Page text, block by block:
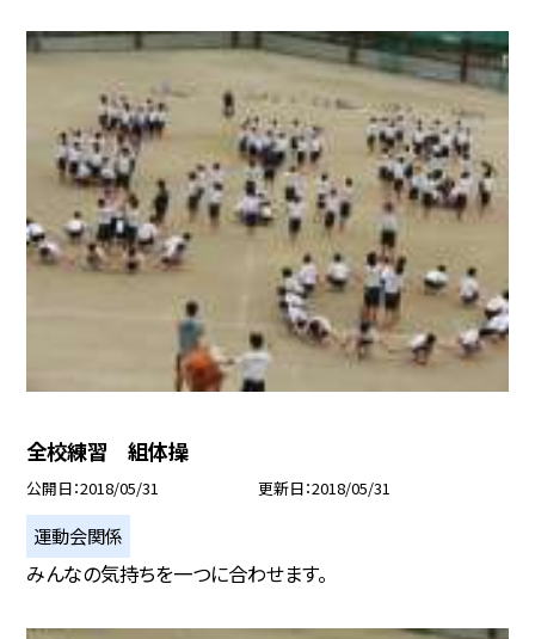
全校練習 組体操
公開日 2018/05/31 更新日 2018/05/31
運動会関係
みんなの気持ちを一つに合わせます。